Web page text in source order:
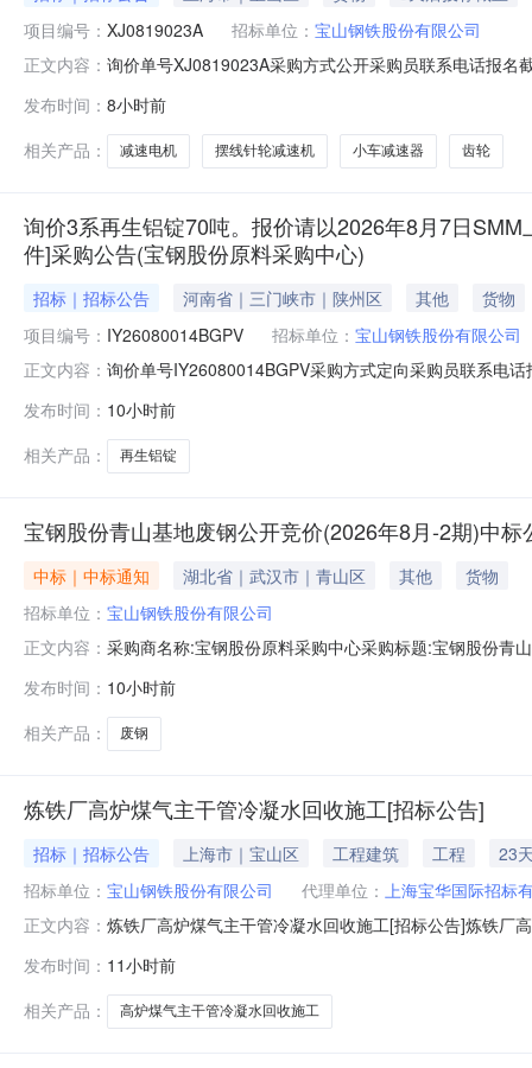
项目编号： XJ0819023A 招标单位： 宝山钢铁股份有限公司
正文内容： 询价单号XJ0819023A采购方式公开采购员联系电话报
比:187;外形尺寸:中心高:290mm;原制造商:常州市武进
发布时间： 8小时前
相关产品：
减速电机 摆线针轮减速机 小车减速器 齿轮
询价3系再生铝锭70吨。报价请以2026年8月7日
件]采购公告(宝钢股份原料采购中心)
招标｜招标公告 河南省｜三门峡市｜陕州区 其他
货物
项目编号： IY26080014BGPV 招标单位： 宝山钢铁股份有限公司
正文内容： 询价单号IY26080014BGPV采购方式定向采购员联系电
额度：0.0元三、商务条款：定价说明：湿公吨。限价类
发布时间： 10小时前
相关产品：
再生铝锭
宝钢股份青山基地废钢公开竞价(2026年8月-2期)中标
中标｜中标通知 湖北省｜武汉市｜青山区 其他
货物
招标单位： 宝山钢铁股份有限公司
正文内容： 采购商名称:宝钢股份原料采购中心采购标题:宝钢股份青
发布时间： 10小时前
相关产品：
废钢
炼铁厂高炉煤气主干管冷凝水回收施工[招标公告]
招标｜招标公告 上海市｜宝山区 工程建筑 工程
23
招标单位： 宝山钢铁股份有限公司 代理单位： 上海宝华国际招标
正文内容： 炼铁厂高炉煤气主干管冷凝水回收施工[招标公告]炼铁厂
收施工。2.2建设地点：上海市宝山区富锦路宝山基地厂
简称发包人）就炼铁
发布时间： 11小时前
相关产品：
高炉煤气主干管冷凝水回收施工